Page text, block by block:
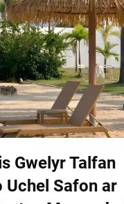
Gwelyr Talfan
Uchel Safon ar